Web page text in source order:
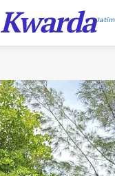
KwardaJatim